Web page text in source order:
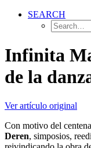
SEARCH
Infinita
de la
Ver artículo original
Con motivo del
Deren, simposios,